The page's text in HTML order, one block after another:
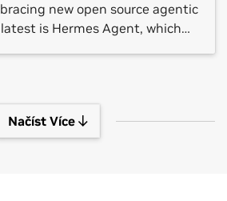
new open source agentic
is Hermes Agent, which
Načíst Více